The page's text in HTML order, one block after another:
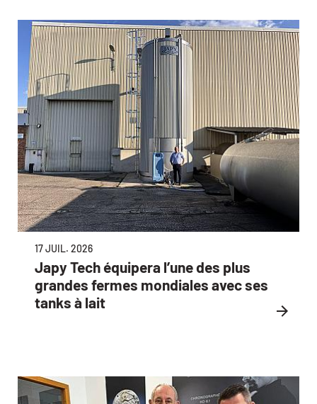
17 JUIL. 2026
Japy Tech équipera l’une des plus
grandes fermes mondiales avec ses
tanks à lait